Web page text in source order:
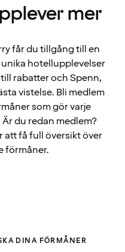
mer
får du tillgång till en
hotellupplevelser
rabatter och Spenn,
vistelse. Bli medlem
som gör varje
du redan medlem?
att få full översikt över
förmåner.
DINA FÖRMÅNER